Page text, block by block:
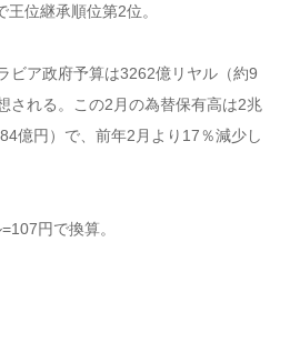
位継承順位第2位。
ビア政府予算は3262億リヤル（約9
される。この2月の為替保有高は2兆
億円）で、前年2月より17％減少し
円で換算。